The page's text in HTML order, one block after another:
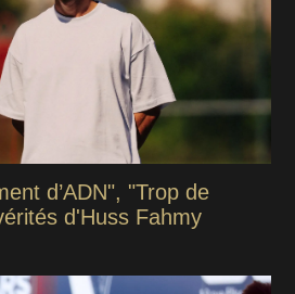
d’ADN", "Trop de
d'Huss Fahmy